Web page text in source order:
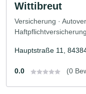
Wittibreut
Versicherung ·
Hauptstraße 11,
0.0 (0